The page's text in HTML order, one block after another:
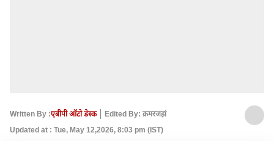
Written By :एबीपी ऑटो डेस्क
Edited By: क़मरजहां
Updated at : Tue, May 12,2026, 8:03 pm (IST)